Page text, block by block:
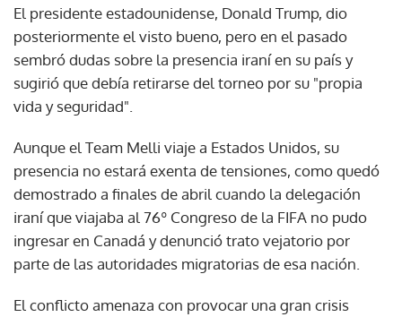
El presidente estadounidense, Donald Trump, dio
posteriormente el visto bueno, pero en el pasado
sembró dudas sobre la presencia iraní en su país y
sugirió que debía retirarse del torneo por su "propia
vida y seguridad".
Aunque el Team Melli viaje a Estados Unidos, su
presencia no estará exenta de tensiones, como quedó
demostrado a finales de abril cuando la delegación
iraní que viajaba al 76º Congreso de la FIFA no pudo
ingresar en Canadá y denunció trato vejatorio por
parte de las autoridades migratorias de esa nación.
El conflicto amenaza con provocar una gran crisis